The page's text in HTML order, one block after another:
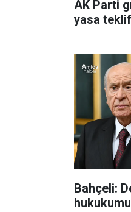
AK Parti
yasa
Bahçeli: